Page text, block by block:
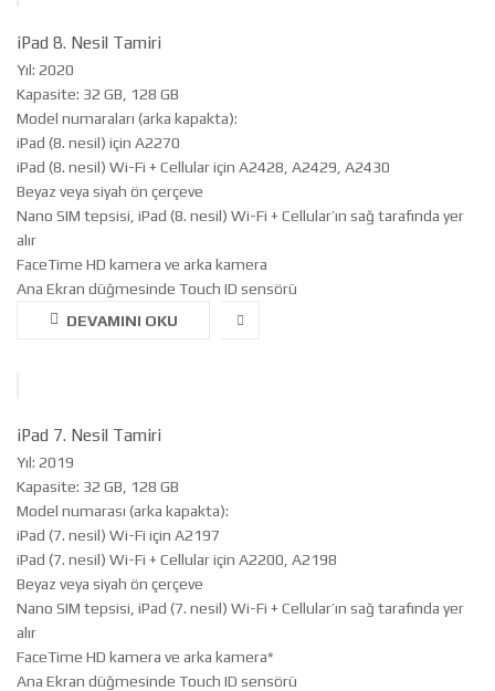
iPad 8. Nesil Tamiri
Yıl: 2020
Kapasite: 32 GB, 128 GB
Model numaraları (arka kapakta):
iPad (8. nesil) için A2270
iPad (8. nesil) Wi-Fi + Cellular için A2428, A2429, A2430
Beyaz veya siyah ön çerçeve
Nano SIM tepsisi, iPad (8. nesil) Wi-Fi + Cellular’ın sağ tarafında yer
alır
FaceTime HD kamera ve arka kamera
Ana Ekran düğmesinde Touch ID sensörü
DEVAMINI OKU
iPad 7. Nesil Tamiri
Yıl: 2019
Kapasite: 32 GB, 128 GB
Model numarası (arka kapakta):
iPad (7. nesil) Wi-Fi için A2197
iPad (7. nesil) Wi-Fi + Cellular için A2200, A2198
Beyaz veya siyah ön çerçeve
Nano SIM tepsisi, iPad (7. nesil) Wi-Fi + Cellular’ın sağ tarafında yer
alır
FaceTime HD kamera ve arka kamera*
Ana Ekran düğmesinde Touch ID sensörü